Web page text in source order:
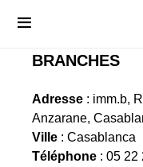
FIDELIS
BRANCHES
Adresse : imm.b,
Anzarane,
Ville : Casablanca
Téléphone : 05 22